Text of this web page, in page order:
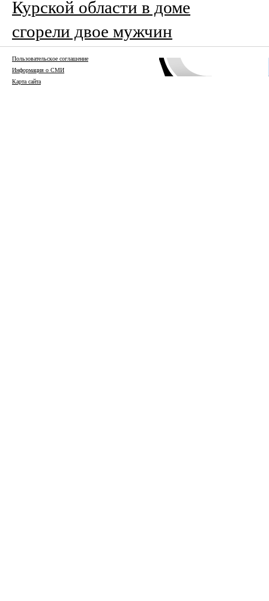
Курской области в доме
сгорели двое мужчин
Пользовательское соглашение
Информация о СМИ
Карта сайта